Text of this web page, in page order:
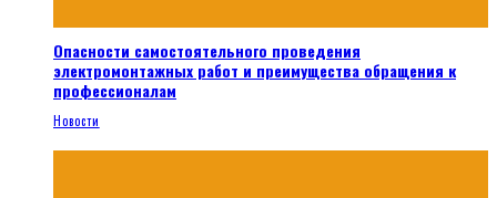
Опасности самостоятельного проведения
электромонтажных работ и преимущества обращения к
профессионалам
Новости